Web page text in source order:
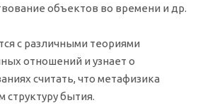
объектов во времени и др.
с различными теориями
отношений и узнает о
считать, что метафизика
бытия.